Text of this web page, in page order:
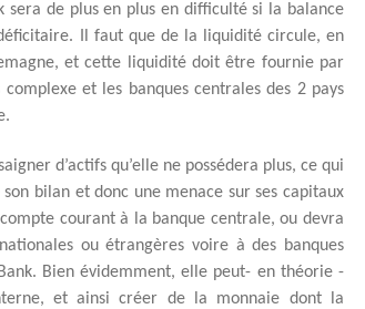
sera de plus en plus en difficulté si la balance
Il faut que de la liquidité circule, en
et cette liquidité doit être fournie par
et les banques centrales des 2 pays
d’actifs qu’elle ne possédera plus, ce qui
bilan et donc une menace sur ses capitaux
courant à la banque centrale, ou devra
ou étrangères voire à des banques
Bien évidemment, elle peut- en théorie -
et ainsi créer de la monnaie dont la